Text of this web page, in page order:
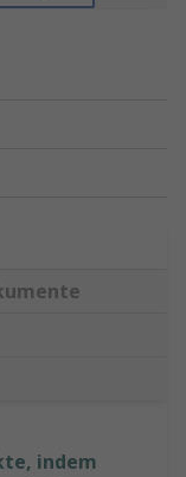
indem